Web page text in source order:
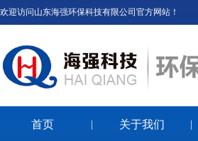
欢迎访问山东海强环保科技有限公司官方网站！
首页 关于我们